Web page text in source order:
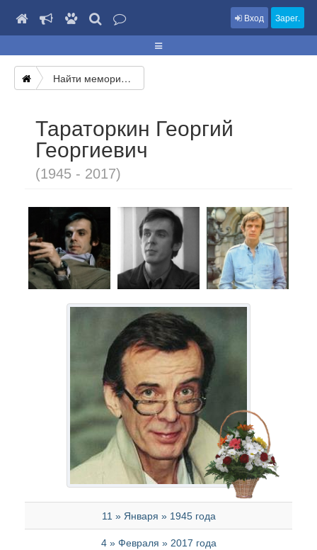
Вход Зарег.
Найти мемориал
Тараторкин Георгий
Георгиевич
(1945 - 2017)
11 » Января » 1945 года
4 » Февраля » 2017 года